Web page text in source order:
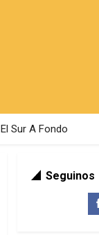
El Sur A Fondo
Seguinos